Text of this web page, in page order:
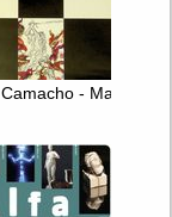
Seymour, Barbey i
- Marian